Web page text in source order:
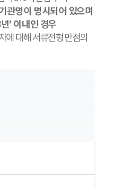
관명이 명시되어 있으며
’ 이내인 경우
에 대해 서류전형 만점의